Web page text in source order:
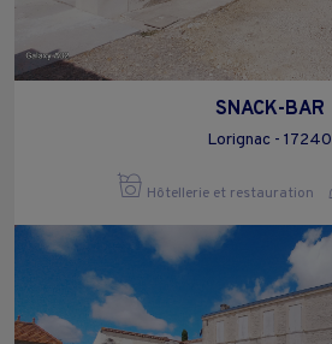
SNACK-BAR
Lorignac - 17240
Hôtellerie et restauration